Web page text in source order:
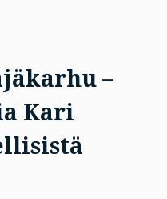
–
Kari